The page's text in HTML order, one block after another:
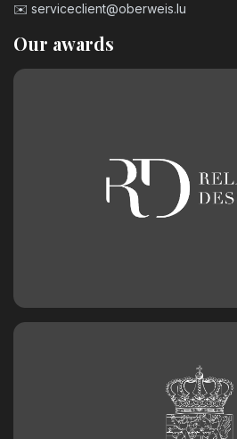
✉️ serviceclient@oberweis.lu
Our awards